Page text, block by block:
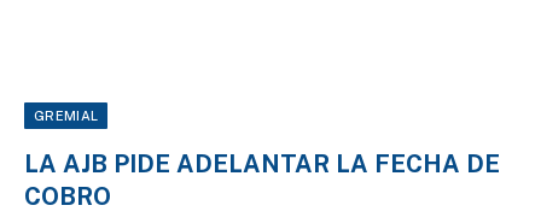
GREMIAL
LA AJB PIDE ADELANTAR LA FECHA DE
COBRO